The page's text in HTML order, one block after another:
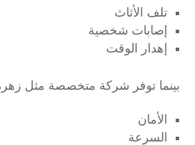
تلف الأثاث
إصابات شخصية
إهدار الوقت
بينما توفر شركة متخصصة مثل
الأمان
السرعة